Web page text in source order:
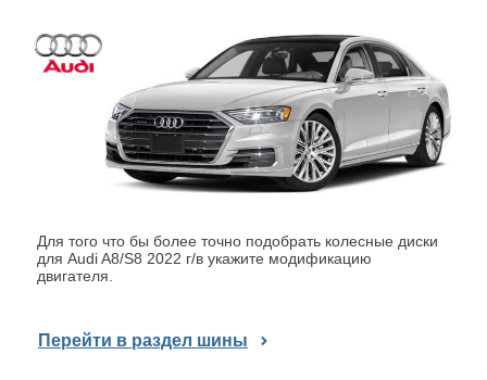
Для того что бы более точно подобрать колесные диски
для Audi A8/S8 2022 г/в укажите модификацию
двигателя.
Перейти в раздел шины